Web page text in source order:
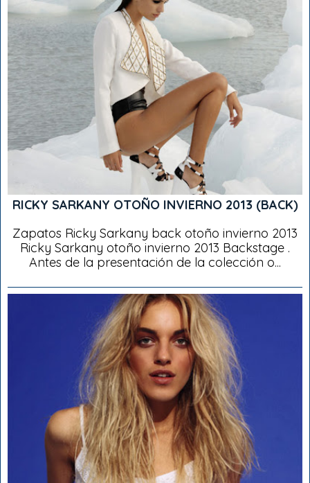
RICKY SARKANY OTOÑO INVIERNO 2013 (BACK)
Zapatos Ricky Sarkany back otoño invierno 2013
Ricky Sarkany otoño invierno 2013 Backstage .
Antes de la presentación de la colección o...